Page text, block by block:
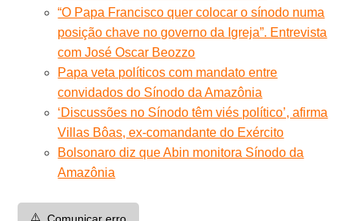
“O Papa Francisco quer colocar o sínodo numa
posição chave no governo da Igreja”. Entrevista
com José Oscar Beozzo
Papa veta políticos com mandato entre
convidados do Sínodo da Amazônia
‘Discussões no Sínodo têm viés político’, afirma
Villas Bôas, ex-comandante do Exército
Bolsonaro diz que Abin monitora Sínodo da
Amazônia
⚠️ Comunicar erro